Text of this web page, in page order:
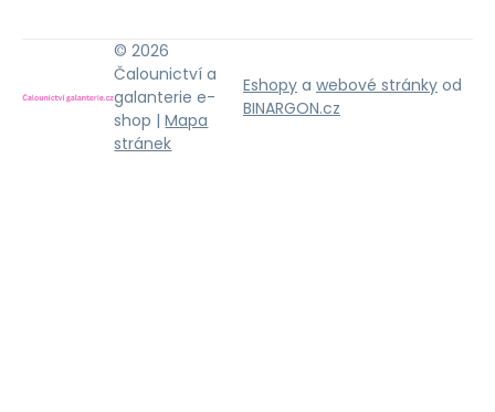
© 2026
Čalounictví a
galanterie e-
shop |Mapa
stránek
Eshopy a webové stránky od
BINARGON.cz